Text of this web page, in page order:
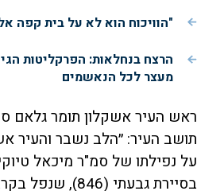
"הוויכוח הוא לא על בית קפה
הרצח בנחלאות: הפרקליטות
מעצר לכל הנאשמים
ראש העיר אשקלון תומר גלאם
תושב העיר: ״הלב נשבר והעיר
על נפילתו של סמ"ר מיכאל
בסיירת גבעתי